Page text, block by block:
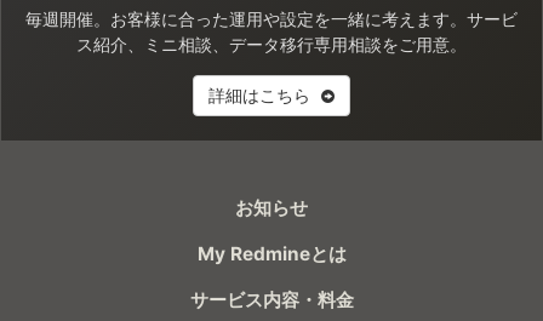
毎週開催。お客様に合った運用や設定を一緒に考えます。サービ
ス紹介、ミニ相談、データ移行専用相談をご用意。
詳細はこちら
お知らせ
My Redmineとは
サービス内容・料金